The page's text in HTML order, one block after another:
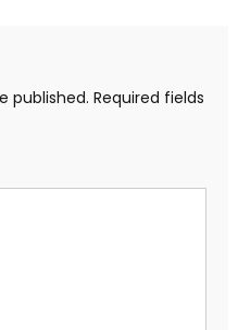
published. Required fields